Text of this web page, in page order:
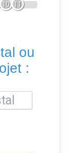
10 11
ou
: